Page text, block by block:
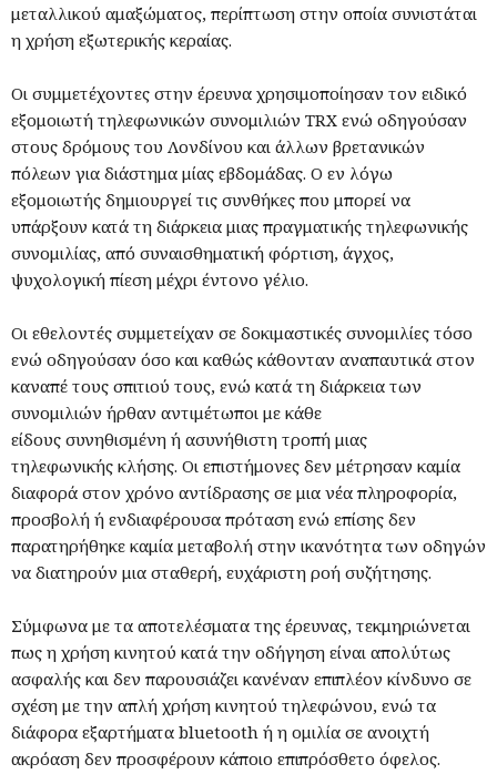
μεταλλικού αμαξώματος, περίπτωση στην οποία συνιστάται
η χρήση εξωτερικής κεραίας.
Οι συμμετέχοντες στην έρευνα χρησιμοποίησαν τον ειδικό
εξομοιωτή τηλεφωνικών συνομιλιών TRX ενώ οδηγούσαν
στους δρόμους του Λονδίνου και άλλων βρετανικών
πόλεων για διάστημα μίας εβδομάδας. Ο εν λόγω
εξομοιωτής δημιουργεί τις συνθήκες που μπορεί να
υπάρξουν κατά τη διάρκεια μιας πραγματικής τηλεφωνικής
συνομιλίας, από συναισθηματική φόρτιση, άγχος,
ψυχολογική πίεση μέχρι έντονο γέλιο.
Οι εθελοντές συμμετείχαν σε δοκιμαστικές συνομιλίες τόσο
ενώ οδηγούσαν όσο και καθώς κάθονταν αναπαυτικά στον
καναπέ τους σπιτιού τους, ενώ κατά τη διάρκεια των
συνομιλιών ήρθαν αντιμέτωποι με κάθε
είδους συνηθισμένη ή ασυνήθιστη τροπή μιας
τηλεφωνικής κλήσης. Οι επιστήμονες δεν μέτρησαν καμία
διαφορά στον χρόνο αντίδρασης σε μια νέα πληροφορία,
προσβολή ή ενδιαφέρουσα πρόταση ενώ επίσης δεν
παρατηρήθηκε καμία μεταβολή στην ικανότητα των οδηγών
να διατηρούν μια σταθερή, ευχάριστη ροή συζήτησης.
Σύμφωνα με τα αποτελέσματα της έρευνας, τεκμηριώνεται
πως η χρήση κινητού κατά την οδήγηση είναι απολύτως
ασφαλής και δεν παρουσιάζει κανέναν επιπλέον κίνδυνο σε
σχέση με την απλή χρήση κινητού τηλεφώνου, ενώ τα
διάφορα εξαρτήματα bluetooth ή η ομιλία σε ανοιχτή
ακρόαση δεν προσφέρουν κάποιο επιπρόσθετο όφελος.